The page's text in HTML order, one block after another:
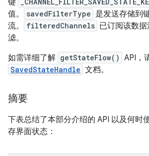
键
值。
savedFilterType 是发送存储到
流。
filteredChannels 已订阅该数
滤。
如需详细了解 getStateFlow() API，
SavedStateHandle 文档。
摘要
下表总结了本部分介绍的 API 以及何时
存界面状态：